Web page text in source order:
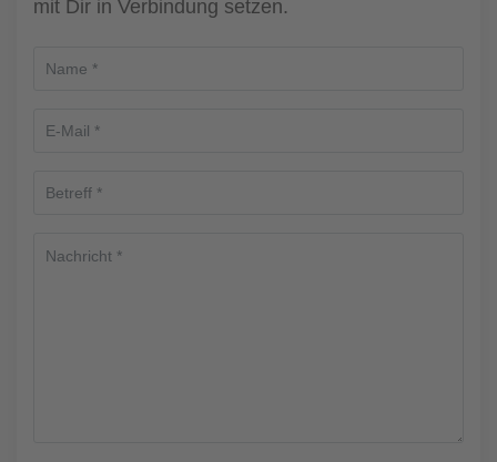
mit Dir in Verbindung setzen.